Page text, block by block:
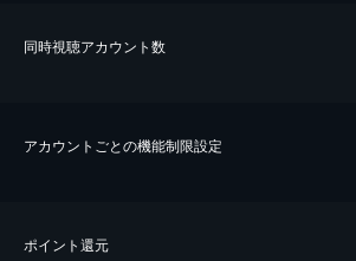
同時視聴アカウント数
アカウントごとの機能制限設定
ポイント還元